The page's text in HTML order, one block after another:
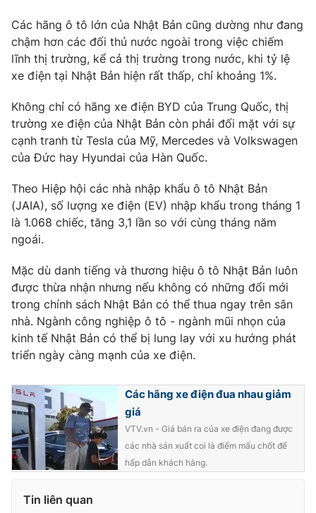
VTV Sức khoẻ Bất động sản
Thị trường 24h Tấm lòng Việt
VTV4 Vươn mình bằng AI
VTV9 VTV8
Liên hệ tòa soạn English
THỜI BÁO VTV
Theo dõi báo trên
Cơ quan báo chí:
Thời báo VTV
Giấy phép hoạt động báo in và báo điện tử số 483/GP-BTTTT
cấp ngày 29/12/2023
Tổng Biên tập:Vũ Thanh Thủy
Phó Tổng Biên tập:Nguyễn Thị Mỹ Hạnh, Phạm Quốc Thắng,
Tổng đài VTV:024.38 355 931 - 024.38 355 932
Các hãng ô tô lớn của Nhật Bản cũng dường như đang
chậm hơn các đối thủ nước ngoài trong việc chiếm
lĩnh thị trường, kể cả thị trường trong nước, khi tỷ lệ
xe điện tại Nhật Bản hiện rất thấp, chỉ khoảng 1%.
Không chỉ có hãng xe điện BYD của Trung Quốc, thị
trường xe điện của Nhật Bản còn phải đối mặt với sự
cạnh tranh từ Tesla của Mỹ, Mercedes và Volkswagen
của Đức hay Hyundai của Hàn Quốc.
Theo Hiệp hội các nhà nhập khẩu ô tô Nhật Bản
(JAIA), số lượng xe điện (EV) nhập khẩu trong tháng 1
là 1.068 chiếc, tăng 3,1 lần so với cùng tháng năm
ngoái.
Mặc dù danh tiếng và thương hiệu ô tô Nhật Bản luôn
được thừa nhận nhưng nếu không có những đổi mới
trong chính sách Nhật Bản có thể thua ngay trên sân
nhà. Ngành công nghiệp ô tô - ngành mũi nhọn của
kinh tế Nhật Bản có thể bị lung lay với xu hướng phát
triển ngày càng mạnh của xe điện.
Các hãng xe điện đua nhau giảm
giá
VTV.vn - Giá bán ra của xe điện đang được
các nhà sản xuất coi là điểm mấu chốt để
hấp dẫn khách hàng.
Tin liên quan